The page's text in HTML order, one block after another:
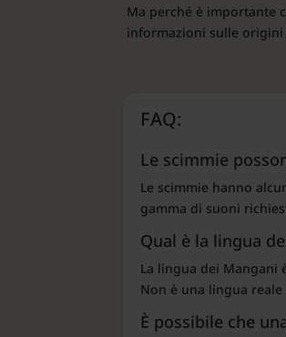
Ma perché è importante
informazioni sulle
FAQ:
Le scimmie
Le scimmie hanno
gamma di suoni
Qual è la lingua
La lingua dei Mangani
Non è una lingua
È possibile che